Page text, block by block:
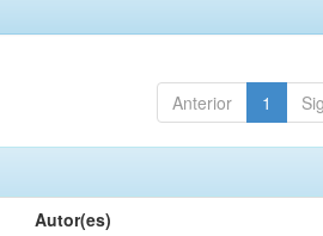
Anterior 1
Autor(es)